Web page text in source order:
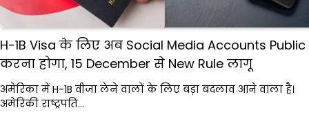
H-1B Visa के लिए अब Social Media Accounts Public
करना होगा, 15 December से New Rule लागू
अमेरिका में H-1B वीजा लेने वालों के लिए बड़ा बदलाव आने वाला है।
अमेरिकी राष्ट्रपति…